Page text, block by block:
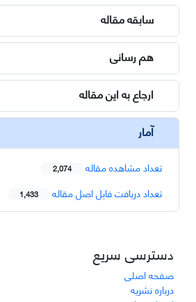
سابقه مقاله
هم رسانی
ارجاع به این مقاله
آمار
تعداد مشاهده مقاله 2,074
تعداد دریافت فایل اصل مقاله 1,433
دسترسی سریع
صفحه اصلی
درباره نشریه